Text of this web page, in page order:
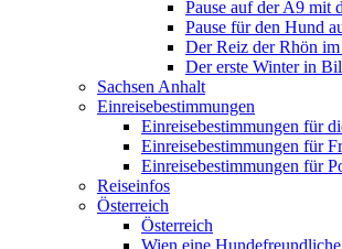
Pause auf der A9 mit
Pause für den Hund
Der Reiz der Rhön
Der erste Winter in
Sachsen Anhalt
Einreisebestimmungen
Einreisebestimmungen für
Einreisebestimmungen für
Einreisebestimmungen für
Reiseinfos
Österreich
Österreich
Wien eine